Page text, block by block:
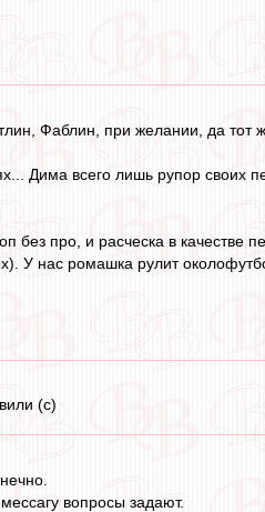
Фаблин, при желании, да тот
Дима всего лишь рупор своих
про, и расческа в качестве
У нас ромашка рулит
(с)
вопросы задают.